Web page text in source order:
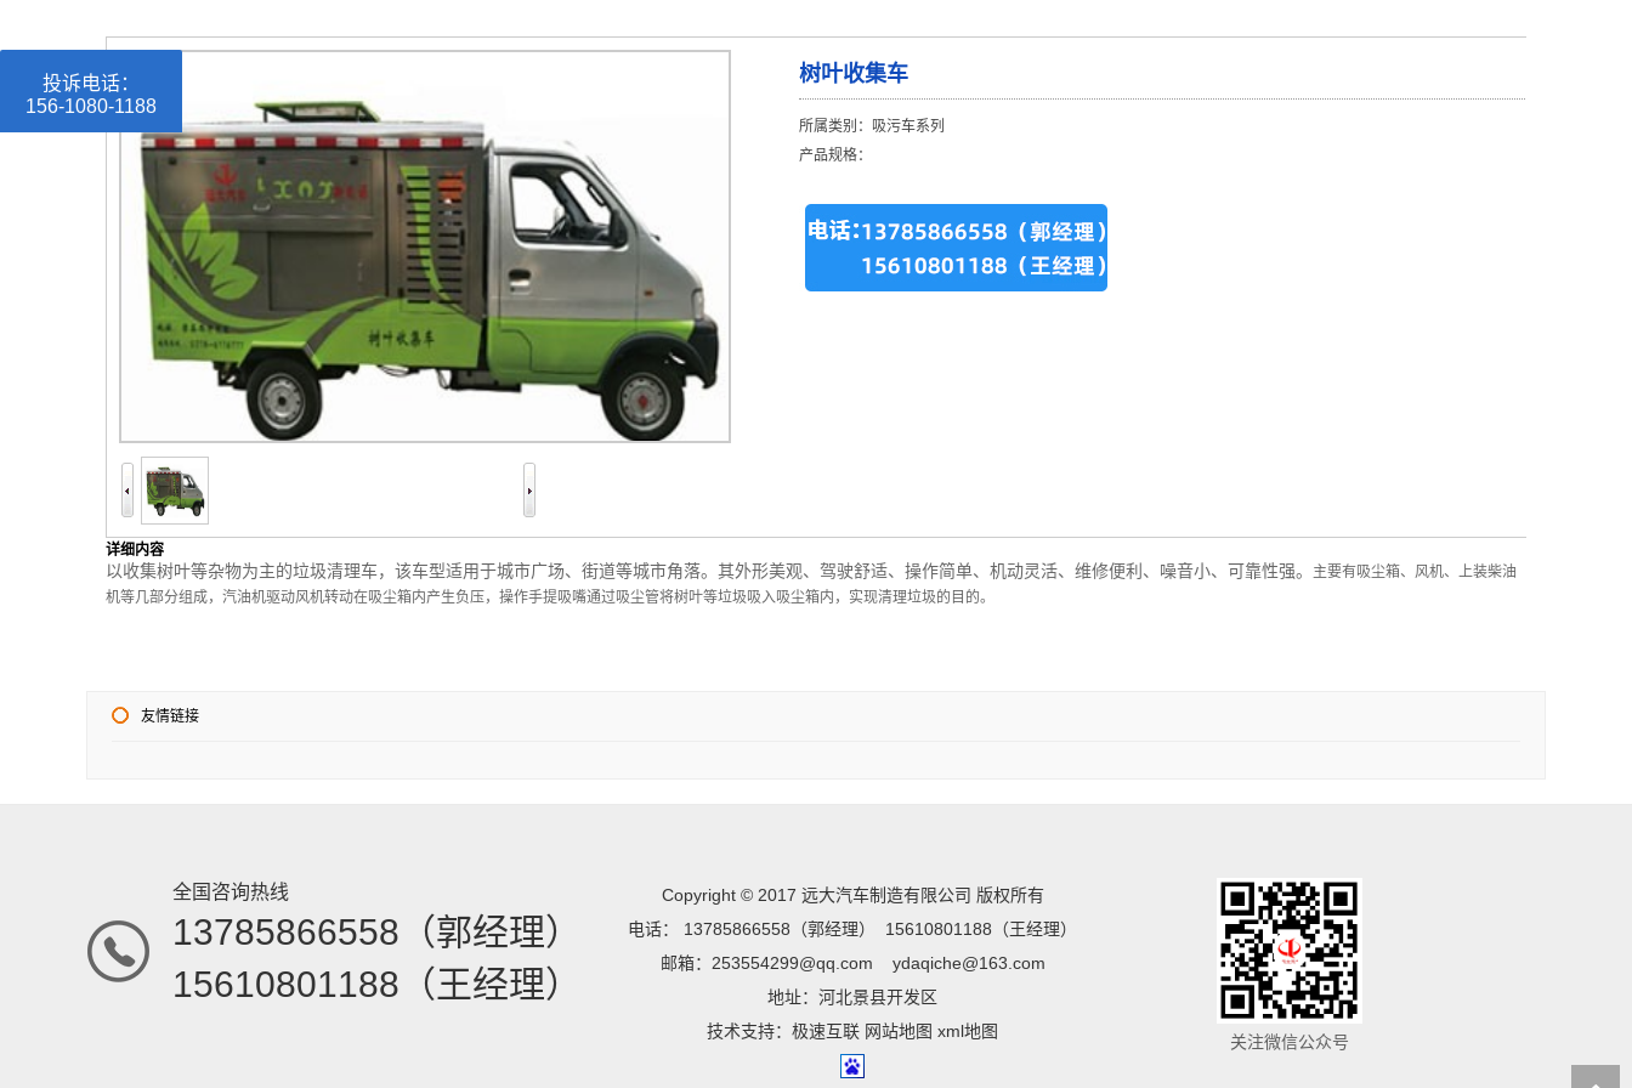
树叶收集车
所属类别：吸污车系列
产品规格：
详细内容
以收集树叶等杂物为主的垃圾清理车，该车型适用于城市广场、街道等城市角落。其外形美观、驾驶舒适、操作简单、机动灵活、维修便利、噪音小、可靠性强。
主要有吸尘箱、风机、上装柴油
机等几部分组成，汽油机驱动风机转动在吸尘箱内产生负压，操作手提吸嘴通过吸尘管将树叶等垃圾吸入吸尘箱内，实现清理垃圾的目的。
友情链接
全国咨询热线
13785866558（郭经理）
15610801188（王经理）
Copyright © 2017 远大汽车制造有限公司 版权所有
电话： 13785866558（郭经理） 15610801188（王经理）
邮箱：253554299@qq.com ydaqiche@163.com
地址：河北景县开发区
技术支持： 极速互联 网站地图 xml地图
关注微信公众号
投诉电话：
156-1080-1188